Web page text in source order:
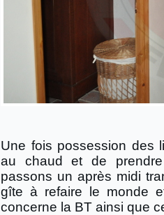
Une fois possession des
au chaud et de
passons un après midi
gîte à refaire le monde
concerne la BT ainsi que